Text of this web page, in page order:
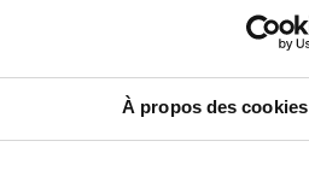
À propos des cookies
à temps plein